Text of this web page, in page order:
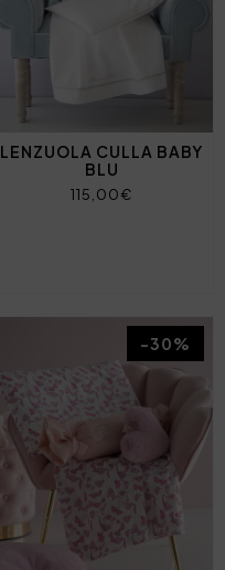
LENZUOLA CULLA BABY
BLU
115,00€
-30%